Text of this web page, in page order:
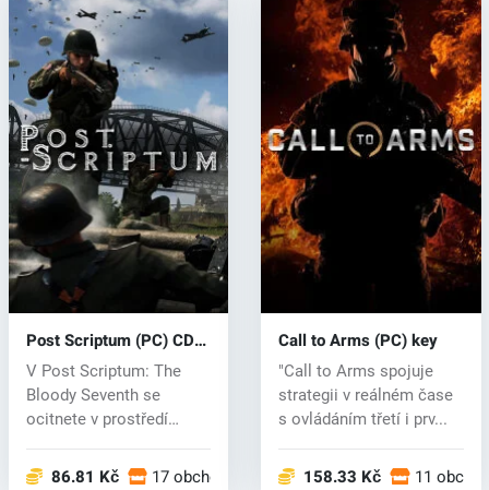
Post Scriptum (PC) CD
key
V Post Scriptum: The
Bloody Seventh se
ocitnete v prostředí
86.81 Kč 17 obchodech
Call to Arms (PC) key
"Call to Arms spojuje
strategii v reálném čase
s ovládáním třetí i prv...
158.33 Kč 11